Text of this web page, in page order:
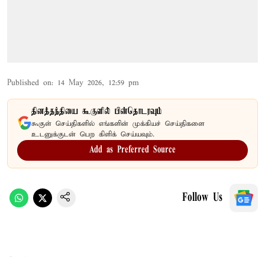
Published on: 14 May 2026, 12:59 pm
தினத்தந்தியை கூகுளில் பின்தொடரவும்
கூகுள் செய்திகளில் எங்களின் முக்கியச் செய்திகளை
உடனுக்குடன் பெற கிளிக் செய்யவும்.
Add as Preferred Source
Follow Us